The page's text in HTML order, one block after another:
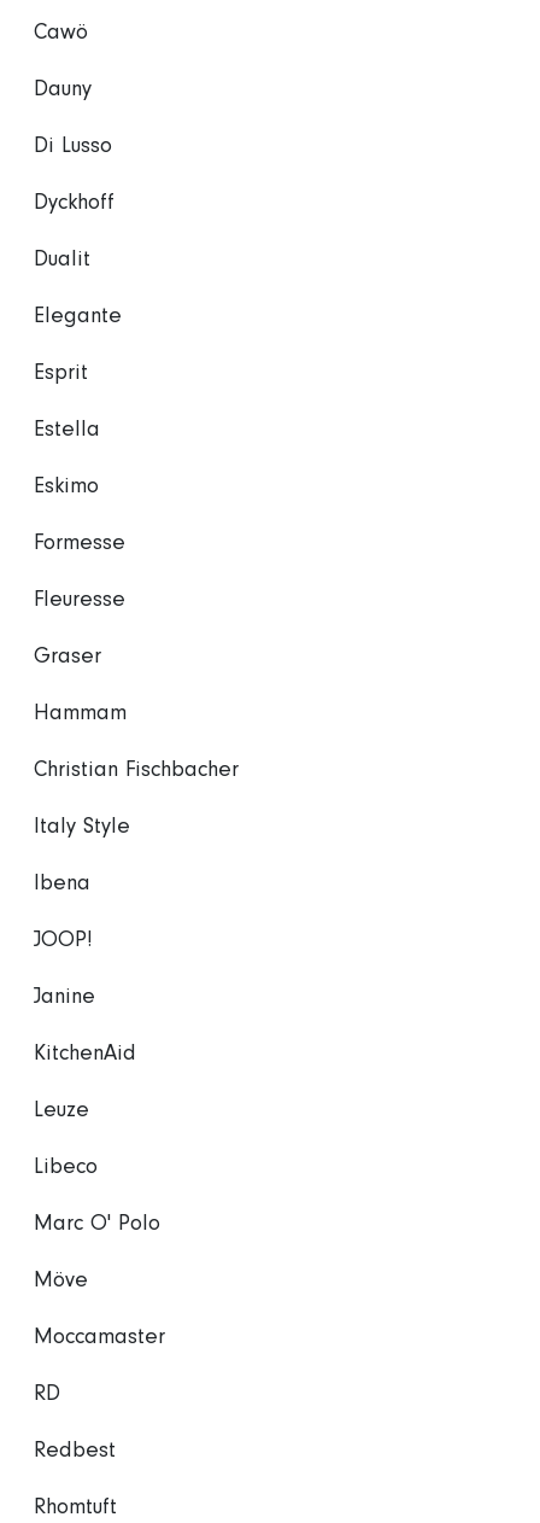
Cawö
Dauny
Di Lusso
Dyckhoff
Dualit
Elegante
Esprit
Estella
Eskimo
Formesse
Fleuresse
Graser
Hammam
Christian Fischbacher
Italy Style
Ibena
JOOP!
Janine
KitchenAid
Leuze
Libeco
Marc O' Polo
Möve
Moccamaster
RD
Redbest
Rhomtuft